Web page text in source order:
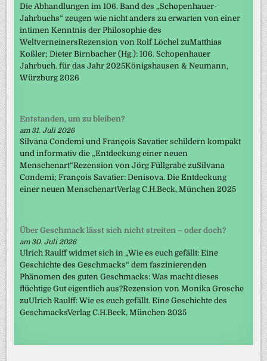
Die Abhandlungen im 106. Band des „Schopenhauer-
Jahrbuchs“ zeugen wie nicht anders zu erwarten von einer
intimen Kenntnis der Philosophie des
WeltverneinersRezension von Rolf Löchel zuMatthias
Koßler; Dieter Birnbacher (Hg.): 106. Schopenhauer
Jahrbuch. für das Jahr 2025Königshausen & Neumann,
Würzburg 2026
Entstanden, um zu bleiben?
am 31. Juli 2026
Silvana Condemi und François Savatier schildern kompakt
und informativ die „Entdeckung einer neuen
Menschenart“Rezension von Jörg Füllgrabe zuSilvana
Condemi; François Savatier: Denisova. Die Entdeckung
einer neuen MenschenartVerlag C.H.Beck, München 2025
Über Geschmack lässt sich nicht streiten – oder doch?
am 30. Juli 2026
Ulrich Raulff widmet sich in „Wie es euch gefällt: Eine
Geschichte des Geschmacks“ dem faszinierenden
Phänomen des guten Geschmacks: Was macht dieses
flüchtige Gut eigentlich aus?Rezension von Monika Grosche
zuUlrich Raulff: Wie es euch gefällt. Eine Geschichte des
GeschmacksVerlag C.H.Beck, München 2025